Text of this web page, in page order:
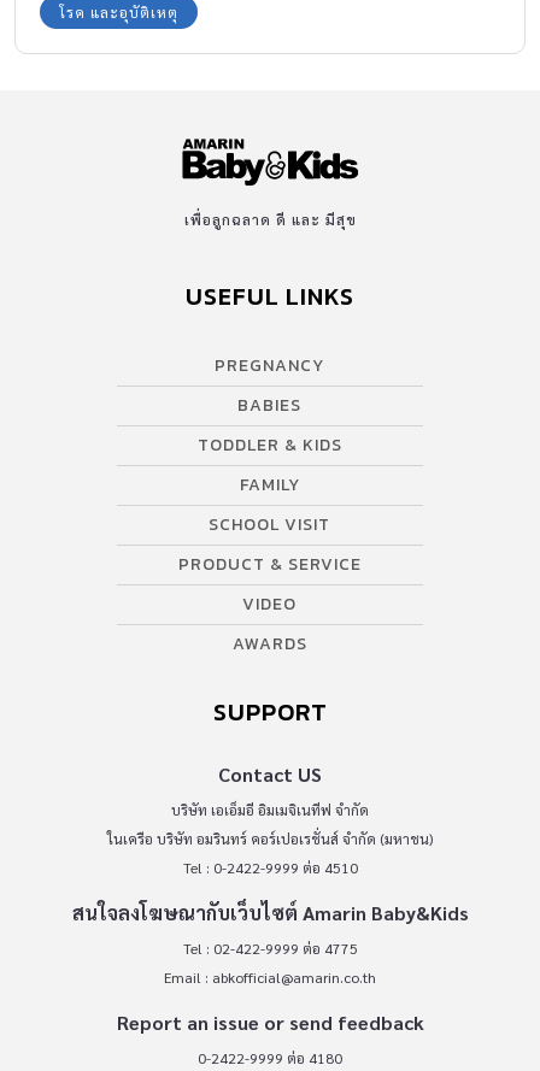
โรค และอุบัติเหตุ
เพื่อลูกฉลาด ดี และ มีสุข
USEFUL LINKS
PREGNANCY
BABIES
TODDLER & KIDS
FAMILY
SCHOOL VISIT
PRODUCT & SERVICE
VIDEO
AWARDS
SUPPORT
Contact US
บริษัท เอเอ็มอี อิมเมจิเนทีฟ จำกัด
ในเครือ บริษัท อมรินทร์ คอร์เปอเรชั่นส์ จำกัด (มหาชน)
Tel : 0-2422-9999 ต่อ 4510
สนใจลงโฆษณากับเว็บไซต์ Amarin Baby&Kids
Tel : 02-422-9999 ต่อ 4775
Email : abkofficial@amarin.co.th
Report an issue or send feedback
0-2422-9999 ต่อ 4180